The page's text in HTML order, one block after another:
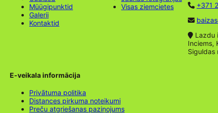
Müügipunktid
Galerii
Kontaktid
Visas ziemcietes
+371
Lazdu
Inciems,
Siguldas
E-veikala informācija
Privātuma politika
Distances pirkuma noteikumi
Preču atgriešanas paziņojums